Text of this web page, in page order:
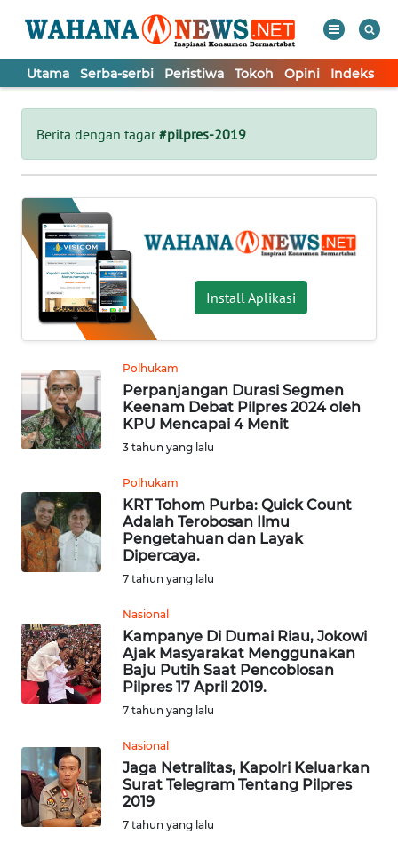
Utama Serba-serbi Peristiwa Tokoh Opini Indeks
Berita dengan tagar#pilpres-2019
Install Aplikasi
Polhukam
Perpanjangan Durasi Segmen
Keenam Debat Pilpres 2024 oleh
KPU Mencapai 4 Menit
3 tahun yang lalu
Polhukam
KRT Tohom Purba: Quick Count
Adalah Terobosan Ilmu
Pengetahuan dan Layak
Dipercaya.
7 tahun yang lalu
Nasional
Kampanye Di Dumai Riau, Jokowi
Ajak Masyarakat Menggunakan
Baju Putih Saat Pencoblosan
Pilpres 17 April 2019.
7 tahun yang lalu
Nasional
Jaga Netralitas, Kapolri Keluarkan
Surat Telegram Tentang Pilpres
2019
7 tahun yang lalu
Tutup
UTAMA
SERBA-
SERBI
PERISTIWA
TOKOH
OPINI
Informasi
BERITA
KONTAK
KAMI
IKLAN
TENTANG
KAMI
PEDOMAN
MEDIA
SIBER
REDAKSI